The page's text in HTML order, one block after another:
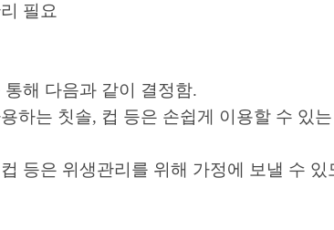
필요
해 다음과 같이 결정함.
하는 칫솔, 컵 등은 손쉽게 이용할 수 있
등은 위생관리를 위해 가정에 보낼 수 있